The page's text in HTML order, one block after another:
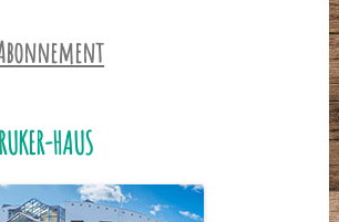
HAUS